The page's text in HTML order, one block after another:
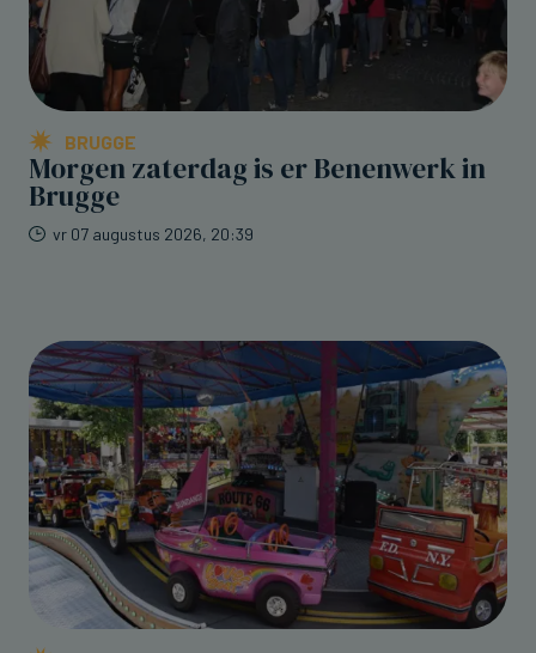
BRUGGE
Morgen zaterdag is er Benenwerk in
Brugge
vr 07 augustus 2026, 20:39